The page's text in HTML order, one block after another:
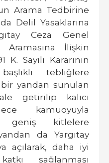
Arama Tedbirine
Delil Yasaklarına
Ceza Genel
İlişkin
K. Sayılı Kararının
tebliğlere
yandan sunulan
getirilip kalıcı
kamuoyuyla
geniş kitlelere
da Yargıtay
açılarak, daha iyi
sağlanması